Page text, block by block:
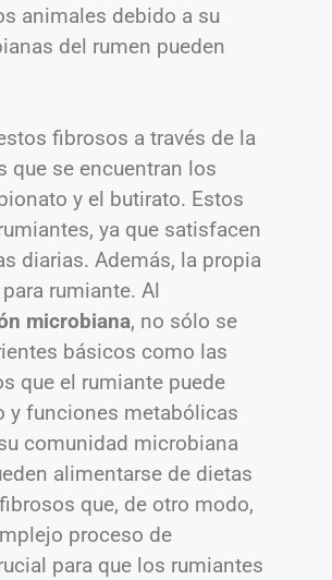
animales debido a su
del rumen pueden
fibrosos a través de la
que se encuentran los
y el butirato. Estos
ya que satisfacen
diarias. Además, la propia
rumiante. Al
microbiana, no sólo se
básicos como las
que el rumiante puede
y funciones metabólicas
comunidad microbiana
alimentarse de dietas
que, de otro modo,
proceso de
para que los rumiantes